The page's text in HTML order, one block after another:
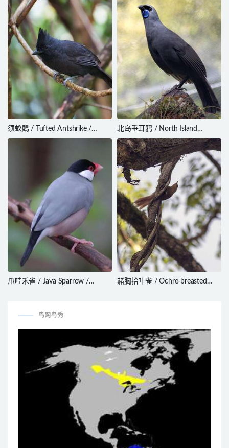
须蚁鵙 / Tufted Antshrike /
Mackenziaena severa
北岛垂耳鸦 / North Island
Kokako / Callaeas wilsoni
爪哇禾雀 / Java Sparrow /
赭胸拾叶雀 / Ochre-breasted
鸟网鸟秀